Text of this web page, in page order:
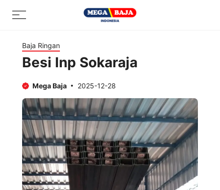
Menu
Baja Ringan
Besi Inp Sokaraja
Mega Baja 2025-12-28